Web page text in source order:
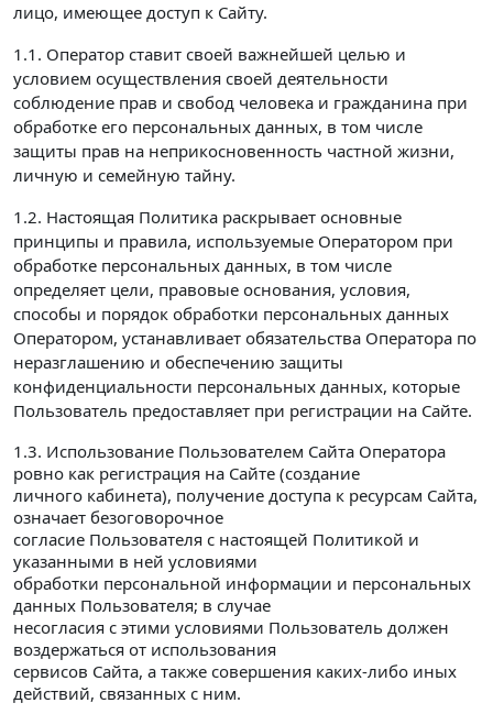
лицо, имеющее доступ к Сайту.
1.1. Оператор ставит своей важнейшей целью и
условием осуществления своей деятельности
соблюдение прав и свобод человека и гражданина при
обработке его персональных данных, в том числе
защиты прав на неприкосновенность частной жизни,
личную и семейную тайну.
1.2. Настоящая Политика раскрывает основные
принципы и правила, используемые Оператором при
обработке персональных данных, в том числе
определяет цели, правовые основания, условия,
способы и порядок обработки персональных данных
Оператором, устанавливает обязательства Оператора по
неразглашению и обеспечению защиты
конфиденциальности персональных данных, которые
Пользователь предоставляет при регистрации на Сайте.
1.3. Использование Пользователем Сайта Оператора
ровно как регистрация на Сайте (создание
личного кабинета), получение доступа к ресурсам Сайта,
означает безоговорочное
согласие Пользователя с настоящей Политикой и
указанными в ней условиями
обработки персональной информации и персональных
данных Пользователя; в случае
несогласия с этими условиями Пользователь должен
воздержаться от использования
сервисов Сайта, а также совершения каких-либо иных
действий, связанных с ним.